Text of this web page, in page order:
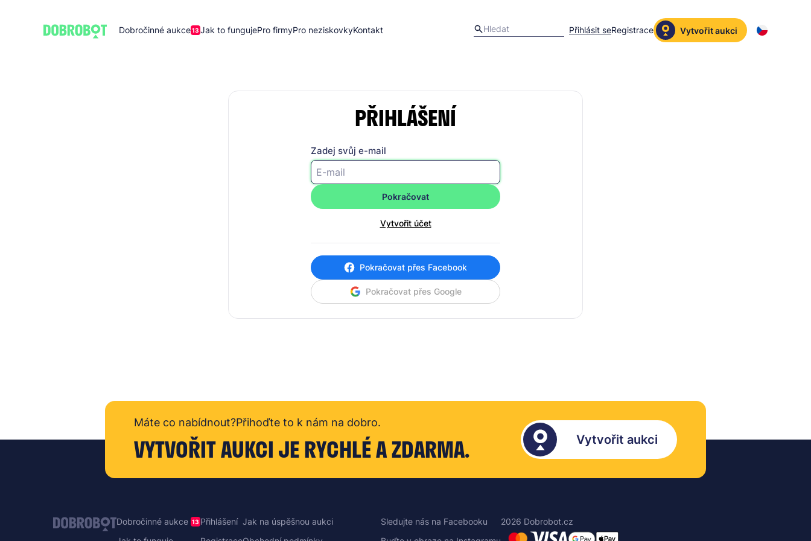
Dobročinné aukce13 Jak to fungujePro firmyPro neziskovkyKontakt Přihlásit seRegistrace Vytvořit aukci
PŘIHLÁŠENÍ
Zadej svůj e-mail
Pokračovat
Vytvořit účet
Pokračovat přes Facebook
Pokračovat přes Google
Máte co nabídnout?Přihoďte to k nám na dobro.
VYTVOŘIT AUKCI JE RYCHLÉ A ZDARMA. Vytvořit aukci
Dobročinné aukce 13 Přihlášení Jak na úspěšnou aukci
Sledujte nás na Facebooku
2026 Dobrobot.cz